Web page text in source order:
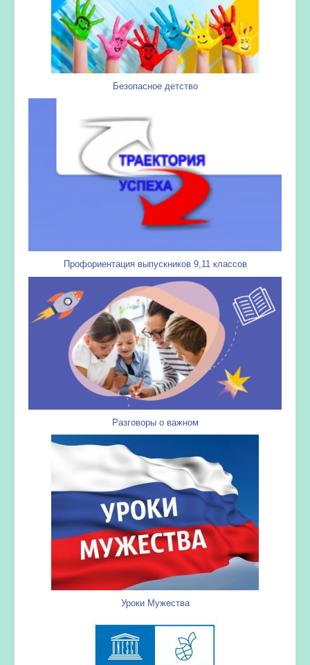
Безопасное детство
Профориентация выпускников 9,11 классов
Разговоры о важном
Уроки Мужества